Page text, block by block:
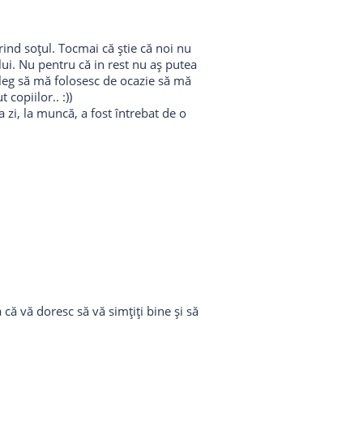
soțul. Tocmai că știe că noi nu
Nu pentru că in rest nu aș putea
să mă folosesc de ocazie să mă
copiilor.. :))
zi, la muncă, a fost întrebat de o
vă doresc să vă simțiți bine și să